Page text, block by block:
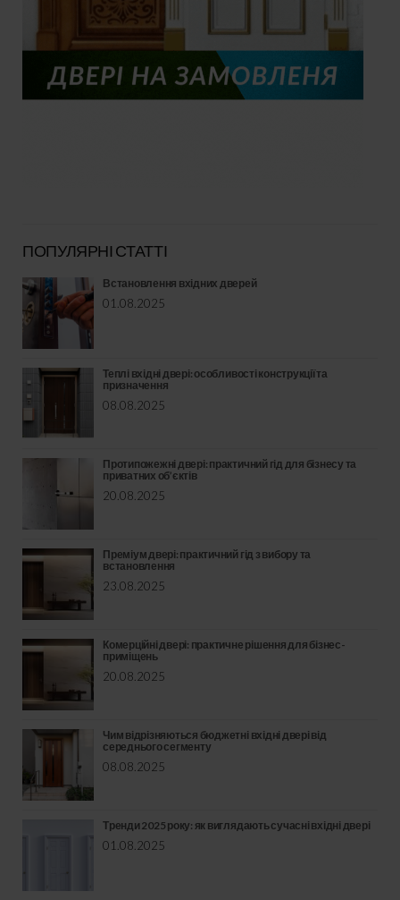
ПОПУЛЯРНІ СТАТТІ
Встановлення вхідних дверей
01.08.2025
Теплі вхідні двері: особливості конструкції та
призначення
08.08.2025
Протипожежні двері: практичний гід для бізнесу та
приватних об’єктів
20.08.2025
Преміум двері: практичний гід з вибору та
встановлення
23.08.2025
Комерційні двері: практичне рішення для бізнес-
приміщень
20.08.2025
Чим відрізняються бюджетні вхідні двері від
середнього сегменту
08.08.2025
Тренди 2025 року: як виглядають сучасні вхідні двері
01.08.2025